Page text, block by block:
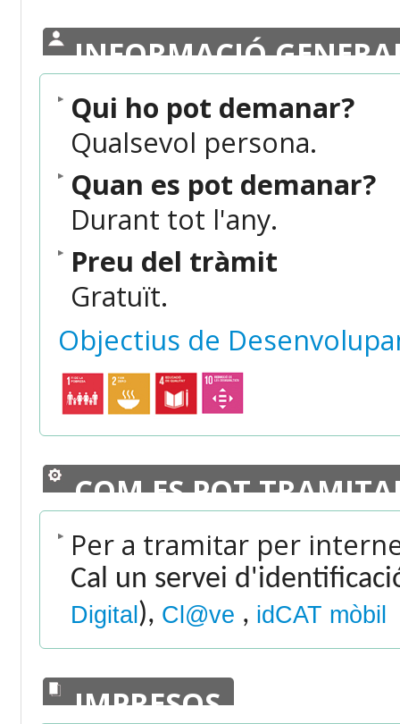
INFORMACIÓ
Qui ho pot demanar?
Qualsevol persona.
Quan es pot demanar?
Durant tot l'any.
Preu del tràmit
Gratuït.
Objectius de
COM ES POT
Per a tramitar per
Cal un servei
Digital), Cl@ve , idCAT mòbil
IMPRESOS